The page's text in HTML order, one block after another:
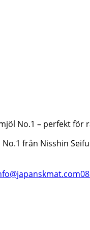
från Nisshin